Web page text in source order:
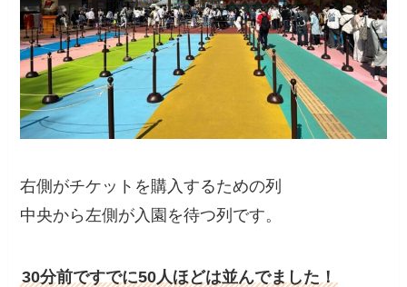
右側がチケットを購入するための列
中央から左側が入園を待つ列です。
30分前ですでに50人ほどは並んでました！